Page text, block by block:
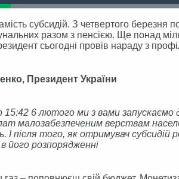
субсидій. З четвертого березня
разом з пенсією. Ще понад
сьогодні провів нараду з
Президент України
15:42 6 лютого ми з вами запускаємо
малозабезпеченим верствам
І після того, як отримувач
його розпорядженні